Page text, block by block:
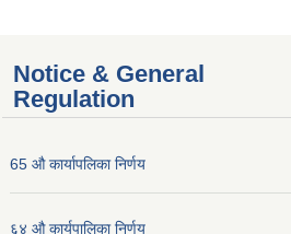
Notice & General
Regulation
65 औ कार्यापलिका निर्णय
६४ औ कार्यपालिका निर्णय